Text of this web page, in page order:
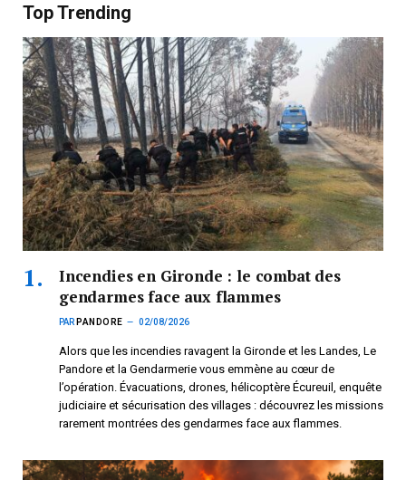
Top Trending
Incendies en Gironde : le combat des
gendarmes face aux flammes
PAR PANDORE 02/08/2026
Alors que les incendies ravagent la Gironde et les Landes, Le
Pandore et la Gendarmerie vous emmène au cœur de
l’opération. Évacuations, drones, hélicoptère Écureuil, enquête
judiciaire et sécurisation des villages : découvrez les missions
rarement montrées des gendarmes face aux flammes.